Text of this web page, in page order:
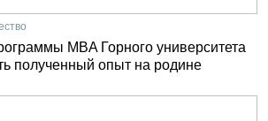
MBA Горного университета
полученный опыт на родине